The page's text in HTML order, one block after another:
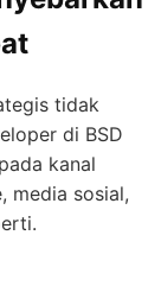
tidak
di BSD
kanal
media sosial,